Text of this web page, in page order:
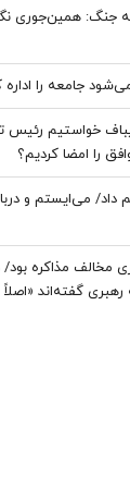
جنگ: همین‌جوری
جامعه را اداره
خواستیم رئیس
را امضا کردیم؟
داد/ می‌ایستم و
مخالف مذاکره
گفته‌اند